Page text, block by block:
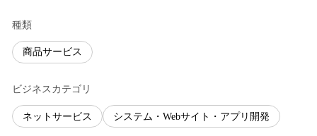
種類
商品サービス
ビジネスカテゴリ
ネットサービス システム・Webサイト・アプリ開発